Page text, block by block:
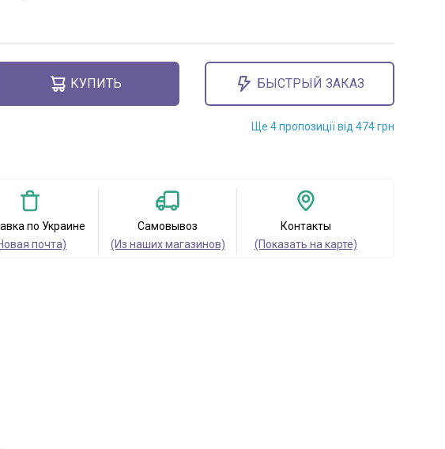
КУПИТЬ БЫСТРЫЙ ЗАКАЗ
Ще 4 пропозиції від 474 грн
по Украине
почта)
Самовывоз
(Из наших магазинов)
Контакты
(Показать на карте)